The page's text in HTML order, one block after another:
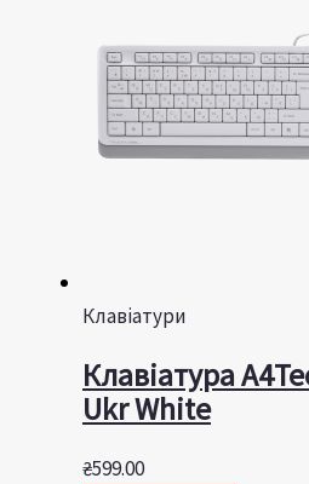
Клавіатури
Клавіатура
Ukr White
₴599.00